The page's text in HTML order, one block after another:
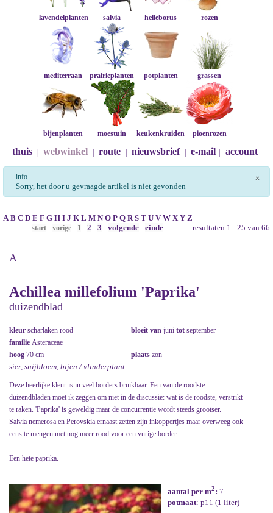
lavendelplanten salvia helleborus rozen
mediterraan prairieplanten potplanten grassen
bijenplanten moestuin keukenkruiden pioenrozen
thuis webwinkel route nieuwsbrief e-mail account
×
info
Sorry, het door u gevraagde artikel is niet gevonden
A B C D E F G H I J K L M N O P Q R S T U V W X Y Z
resultaten 1 - 25 van 66
start vorige 1 2 3 volgende einde
A
Achillea millefolium 'Paprika'
duizendblad
kleur scharlaken rood bloeit van juni tot september
familie Asteraceae
hoog 70 cm plaats zon
sier, snijbloem, bijen / vlinderplant
Deze heerlijke kleur is in veel borders bruikbaar. Een van de roodste
duizendbladen moet ik zeggen om niet in de discussie: wat is de roodste, verstrikt
te raken. 'Paprika' is geweldig maar de concurrentie wordt steeds grootser.
Salvia nemerosa en Perovskia ernaast zetten zijn inkoppertjes maar overweeg ook
eens te mengen met nog meer rood voor een vurige border.
Een hete paprika.
aantal per m2: 7
potmaat: p11 (1 liter)